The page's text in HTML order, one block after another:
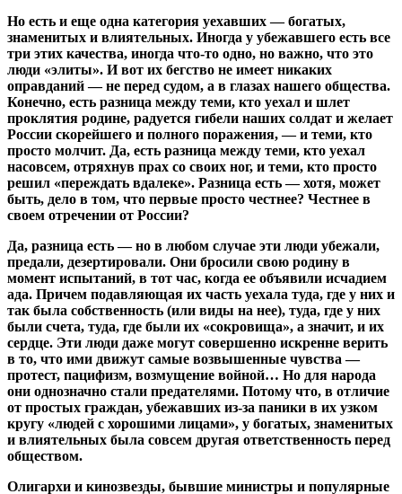
Но есть и еще одна категория уехавших — богатых,
знаменитых и влиятельных. Иногда у убежавшего есть все
три этих качества, иногда что-то одно, но важно, что это
люди «элиты». И вот их бегство не имеет никаких
оправданий — не перед судом, а в глазах нашего общества.
Конечно, есть разница между теми, кто уехал и шлет
проклятия родине, радуется гибели наших солдат и желает
России скорейшего и полного поражения, — и теми, кто
просто молчит. Да, есть разница между теми, кто уехал
насовсем, отряхнув прах со своих ног, и теми, кто просто
решил «переждать вдалеке». Разница есть — хотя, может
быть, дело в том, что первые просто честнее? Честнее в
своем отречении от России?
Да, разница есть — но в любом случае эти люди убежали,
предали, дезертировали. Они бросили свою родину в
момент испытаний, в тот час, когда ее объявили исчадием
ада. Причем подавляющая их часть уехала туда, где у них и
так была собственность (или виды на нее), туда, где у них
были счета, туда, где были их «сокровища», а значит, и их
сердце. Эти люди даже могут совершенно искренне верить
в то, что ими движут самые возвышенные чувства —
протест, пацифизм, возмущение войной… Но для народа
они однозначно стали предателями. Потому что, в отличие
от простых граждан, убежавших из-за паники в их узком
кругу «людей с хорошими лицами», у богатых, знаменитых
и влиятельных была совсем другая ответственность перед
обществом.
Олигархи и кинозвезды, бывшие министры и популярные